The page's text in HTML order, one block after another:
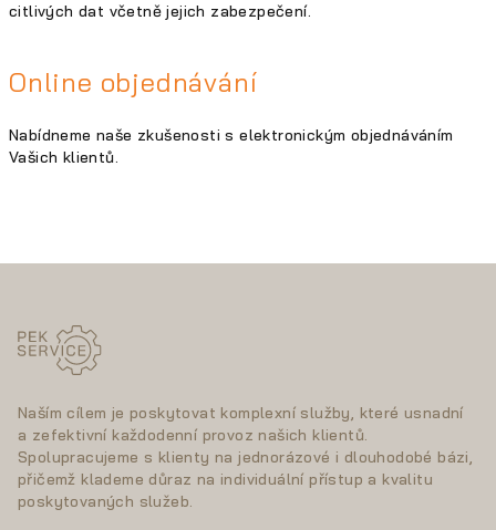
citlivých dat včetně jejich zabezpečení.
Online objednávání
Nabídneme naše zkušenosti s elektronickým objednáváním
Vašich klientů.
Naším cílem je poskytovat komplexní služby, které usnadní
a zefektivní každodenní provoz našich klientů.
Spolupracujeme s klienty na jednorázové i dlouhodobé bázi,
přičemž klademe důraz na individuální přístup a kvalitu
poskytovaných služeb.